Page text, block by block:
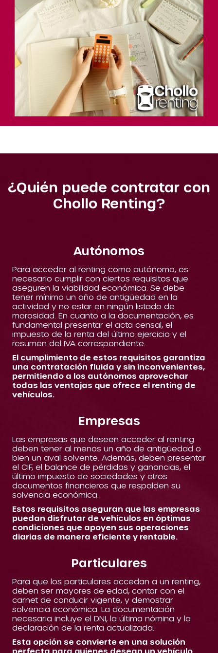
¿Quién puede contratar con
Chollo Renting?
Autónomos
Para acceder al renting como autónomo, es
necesario cumplir con ciertos requisitos que
aseguren la viabilidad económica. Se debe
tener mínimo un año de antigüedad en la
actividad y no estar en ningún listado de
morosidad. En cuanto a la documentación, es
fundamental presentar el acta censal, el
impuesto de la renta del último ejercicio y el
resumen del IVA correspondiente.
El cumplimiento de estos requisitos garantiza
una contratación fluida y sin inconvenientes,
permitiendo a los autónomos aprovechar
todas las ventajas que ofrece el renting de
vehículos.
Empresas
Las empresas que deseen acceder al renting
deben tener al menos un año de antigüedad o
bien un aval solvente. Además, deben presentar
el CIF, el balance de pérdidas y ganancias, el
último impuesto de sociedades y otros
documentos financieros que respalden su
solvencia económica.
Estos requisitos aseguran que las empresas
puedan disfrutar de vehículos en óptimas
condiciones que apoyen sus operaciones
diarias de manera eficiente y rentable.
Particulares
Para que los particulares accedan a un renting,
deben ser mayores de edad, contar con el
carnet de conducir vigente, y demostrar
solvencia económica. La documentación
necesaria incluye el DNI, la última nómina y la
declaración de la renta actualizada.
Esta opción se convierte en una solución
perfecta para quienes desean un vehículo